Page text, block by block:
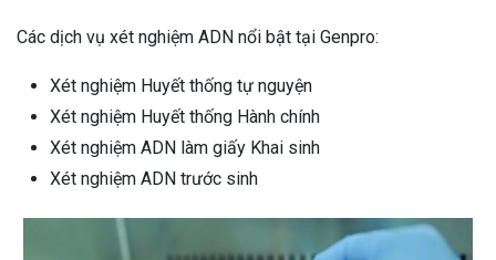
Các dịch vụ xét nghiệm ADN nổi bật tại Genpro:
Xét nghiệm Huyết thống tự nguyện
Xét nghiệm Huyết thống Hành chính
Xét nghiệm ADN làm giấy Khai sinh
Xét nghiệm ADN trước sinh